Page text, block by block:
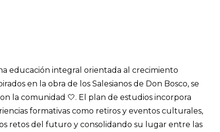
educación integral orientada al crecimiento
en la obra de los Salesianos de Don Bosco, se
la comunidad 🤍. El plan de estudios incorpora
formativas como retiros y eventos culturales,
retos del futuro y consolidando su lugar entre las